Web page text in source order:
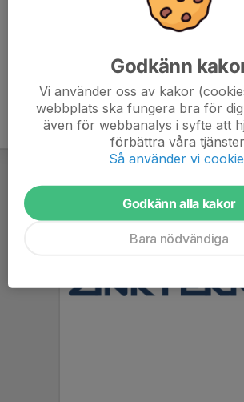
Godkänn
Vi använder oss av kakor
webbplats ska fungera bra för
även för webbanalys i syfte att
förbättra våra
Så använder vi
Godkänn alla kakor
Bara nödvändiga